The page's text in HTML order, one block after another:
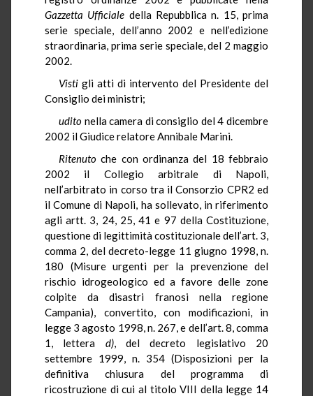
Gazzetta Ufficiale della Repubblica n. 15, prima
serie speciale, dell’anno 2002 e nell’edizione
straordinaria, prima serie speciale, del 2 maggio
2002.
Visti gli atti di intervento del Presidente del
Consiglio dei ministri;
udito nella camera di consiglio del 4 dicembre
2002 il Giudice relatore Annibale Marini.
Ritenutoche con ordinanza del 18 febbraio
2002 il Collegio arbitrale di Napoli,
nell’arbitrato in corso tra il Consorzio CPR2 ed
il Comune di Napoli, ha sollevato, in riferimento
agli artt. 3, 24, 25, 41 e 97 della Costituzione,
questione di legittimità costituzionale dell’art. 3,
comma 2, del decreto-legge 11 giugno 1998, n.
180 (Misure urgenti per la prevenzione del
rischio idrogeologico ed a favore delle zone
colpite da disastri franosi nella regione
Campania), convertito, con modificazioni, in
legge 3 agosto 1998, n. 267, e dell’art. 8, comma
1, lettera d), del decreto legislativo 20
settembre 1999, n. 354 (Disposizioni per la
definitiva chiusura del programma di
ricostruzione di cui al titolo VIII della legge 14